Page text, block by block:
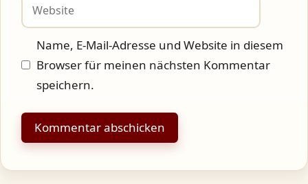
Name, E-Mail-Adresse und Website in diesem
Browser für meinen nächsten Kommentar
speichern.